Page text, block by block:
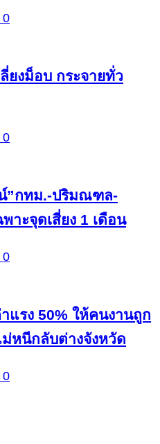
0
ยงม็อบ กระจายทั่ว
0
”กทม.-ปริมณฑล-
าะจุดเสี่ยง 1 เดือน
0
แรง 50% ให้คนงานถูก
หนีกลับต่างจังหวัด
0